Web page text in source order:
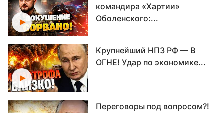
командира «Хартии»
Оболенского:...
Крупнейший НПЗ РФ — В
ОГНЕ! Удар по экономике...
Переговоры под вопросом?!